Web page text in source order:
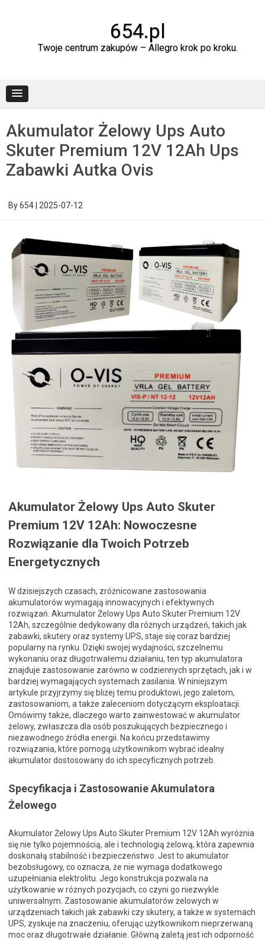
654.pl
Twoje centrum zakupów – Allegro krok po kroku.
Akumulator Żelowy Ups Auto
Skuter Premium 12V 12Ah Ups
Zabawki Autka Ovis
By654 2025-07-12
Akumulator Żelowy Ups Auto Skuter
Premium 12V 12Ah: Nowoczesne
Rozwiązanie dla Twoich Potrzeb
Energetycznych
W dzisiejszych czasach, zróżnicowane zastosowania
akumulatorów wymagają innowacyjnych i efektywnych
rozwiązań. Akumulator Żelowy Ups Auto Skuter Premium 12V
12Ah, szczególnie dedykowany dla różnych urządzeń, takich jak
zabawki, skutery oraz systemy UPS, staje się coraz bardziej
popularny na rynku. Dzięki swojej wydajności, szczelnemu
wykonaniu oraz długotrwałemu działaniu, ten typ akumulatora
znajduje zastosowanie zarówno w codziennych sprzętach, jak i w
bardziej wymagających systemach zasilania. W niniejszym
artykule przyjrzymy się bliżej temu produktowi, jego zaletom,
zastosowaniom, a także zaleceniom dotyczącym eksploatacji.
Omówimy także, dlaczego warto zainwestować w akumulator
żelowy, zwłaszcza dla osób poszukujących bezpiecznego i
niezawodnego źródła energii. Na końcu przedstawimy
rozwiązania, które pomogą użytkownikom wybrać idealny
akumulator dostosowany do ich specyficznych potrzeb.
Specyfikacja i Zastosowanie Akumulatora
Żelowego
Akumulator Żelowy Ups Auto Skuter Premium 12V 12Ah wyróżnia
się nie tylko pojemnością, ale i technologią żelową, która zapewnia
doskonałą stabilność i bezpieczeństwo. Jest to akumulator
bezobsługowy, co oznacza, że nie wymaga dodatkowego
uzupełniania elektrolitu. Jego konstrukcja pozwala na
użytkowanie w różnych pozycjach, co czyni go niezwykle
uniwersalnym. Zastosowanie akumulatorów żelowych w
urządzeniach takich jak zabawki czy skutery, a także w systemach
UPS, zyskuje na znaczeniu, oferując użytkownikom nieprzerwaną
moc oraz długotrwałe działanie. Główną zaletą jest ich odporność